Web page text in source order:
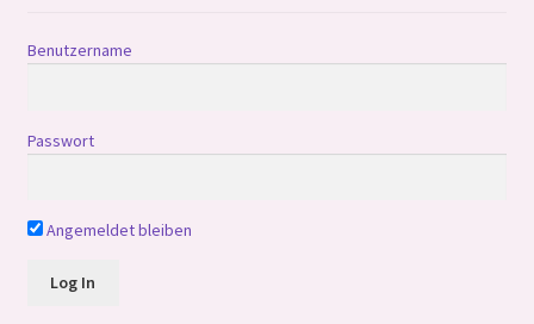
Benutzername
Passwort
Angemeldet bleiben